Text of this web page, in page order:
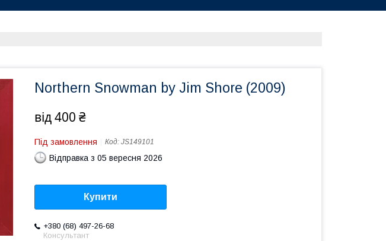
Northern Snowman by Jim Shore (2009)
від400 ₴
Під замовлення Код: JS149101
Відправка з 05 вересня 2026
Купити
+380 (68) 497-26-68
Консультант